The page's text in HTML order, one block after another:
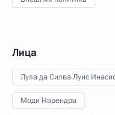
Лица
Лула да Силва Луис
Моди Нарендра